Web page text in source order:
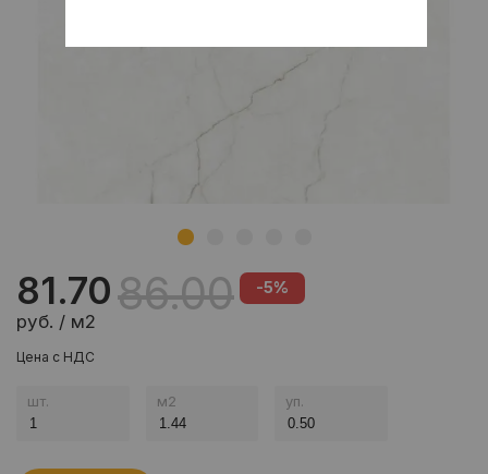
81.70
руб. / м2
86.00 -5%
Цена с НДС
шт. м2 уп.